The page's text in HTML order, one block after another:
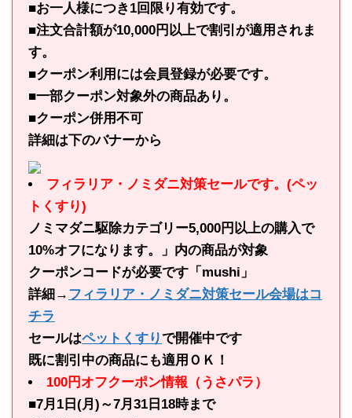
■お一人様につき1回限り有効です。
■注文合計額が10,000円以上で割引が適用されま
す。
■クーポン利用には会員登録が必要です。
■一部クーポン対象外の商品あり。
■クーポン併用不可
詳細は下のバナーから
フィラリア・ノミダニ対策セールです。(ペッ
トくすり)
ノミマダニ駆除カテゴリー5,000円以上の購入で
10%オフになります。」内の商品が対象
クーポンコードが必要です「mushi」
詳細→ フィラリア・ノミダニ対策セール会場はコ
チラ
セールはペットくすりで開催中です
既に割引中の商品にも適用ＯＫ！
100円オフクーポン情報（うさパラ）
■7月1日(月)～7月31日18時まで